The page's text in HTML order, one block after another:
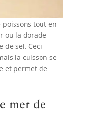
poissons tout en
ou la dorade
de sel. Ceci
la cuisson se
et permet de
mer de